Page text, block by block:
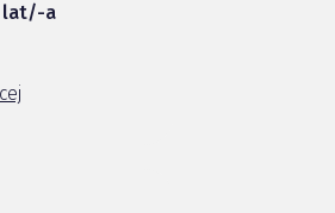
lat/-a